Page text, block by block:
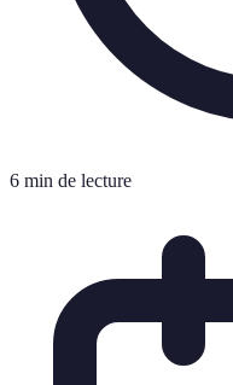
6 min de lecture